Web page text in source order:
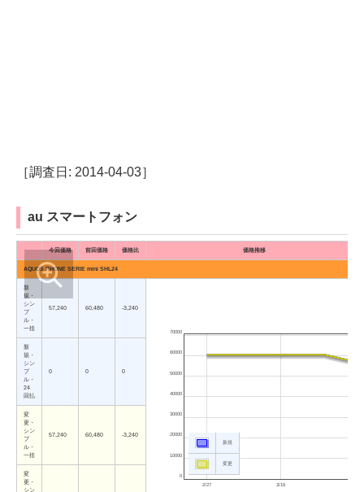
［調査日: 2014-04-03］
au スマートフォン
今回価格 前回価格 価格比 価格推移
AQUOS PHONE SERIE mini SHL24
新
規・
シン
プ
ル・
一括
57,240 60,480 -3,240
2/27 3/16
0
10000
20000
30000
40000
50000
60000
70000
新規
変更
新
規・
シン
プ
ル・
24
回払
0 0 0
変
更・
シン
プ
ル・
一括
57,240 60,480 -3,240
変
更・
シン